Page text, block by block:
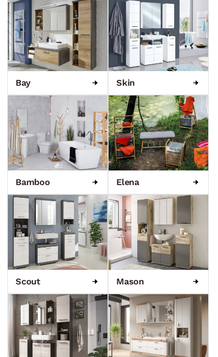
Bay Skin
Bamboo Elena
Scout Mason